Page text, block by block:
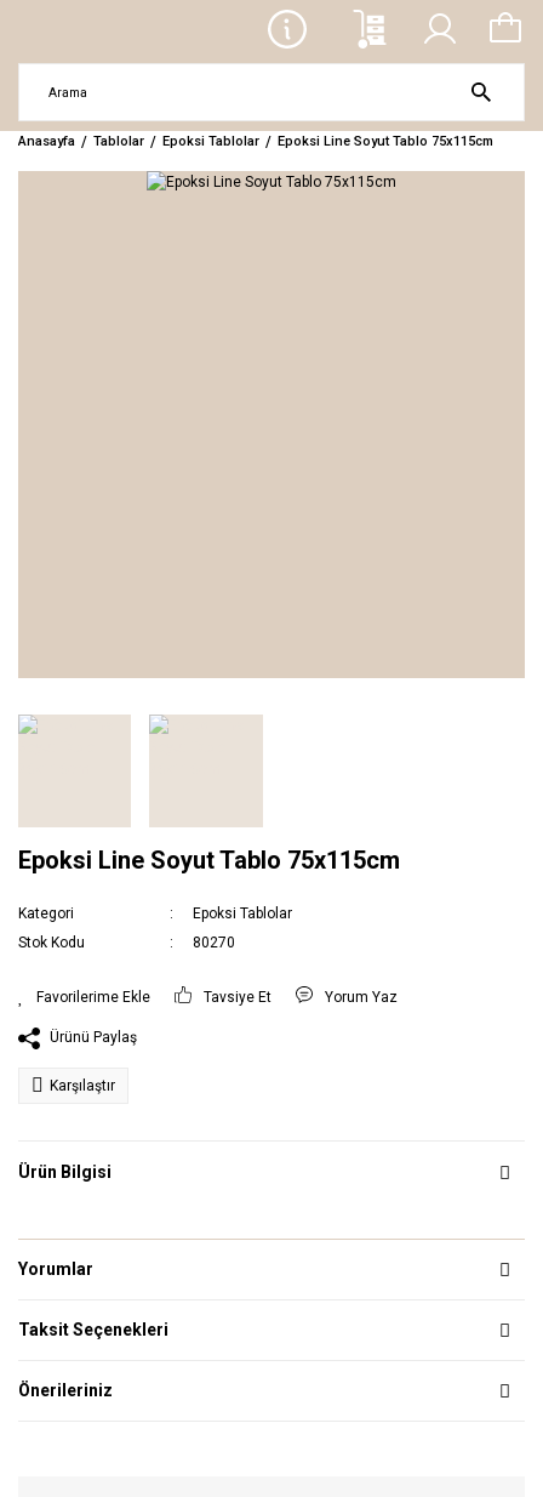
Anasayfa Tablolar Epoksi Tablolar Epoksi Line Soyut Tablo 75x115cm
Epoksi Line Soyut Tablo 75x115cm
Kategori
Epoksi Tablolar
Stok Kodu
80270
Tavsiye Et Yorum Yaz
Ürünü Paylaş
Karşılaştır
Ürün Bilgisi
Yorumlar
Taksit Seçenekleri
Önerileriniz